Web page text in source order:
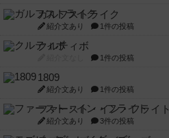
ガルフストライク
紹介文あり 1件の投稿
クルティボ
1件の投稿
1809
紹介文あり 1件の投稿
ファースト・イン・フライト
紹介文あり 3件の投稿